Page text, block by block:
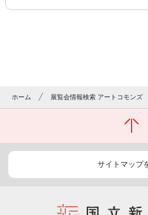
ホーム 展覧会情報検索 アートコモンズ
サイトマップ